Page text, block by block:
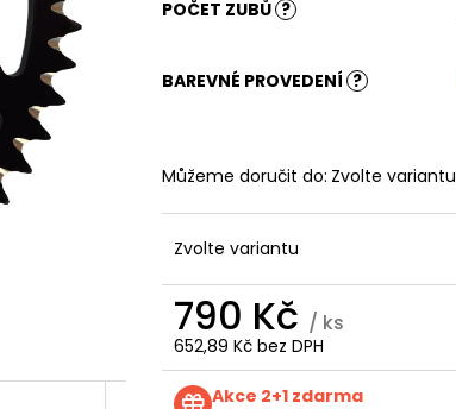
POČET ZUBŮ ?
BAREVNÉ PROVEDENÍ ?
Můžeme doručit do: Zvolte variantu
Zvolte variantu
790 Kč / ks
652,89 Kč bez DPH
Měrná
cena:Akce 2+1 zdarma
XXF 250 (22-24) E250
KOLEČKO TM E2070